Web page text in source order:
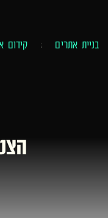
בניית אתרים קידום